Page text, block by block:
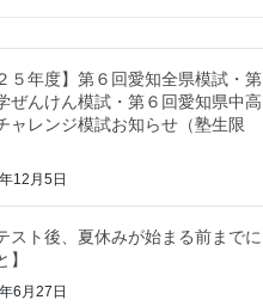
５年度】第６回愛知全県模試・第
ぜんけん模試・第６回愛知県中高
ャレンジ模試お知らせ（塾生限
12月5日
スト後、夏休みが始まる前までに
】
6月27日